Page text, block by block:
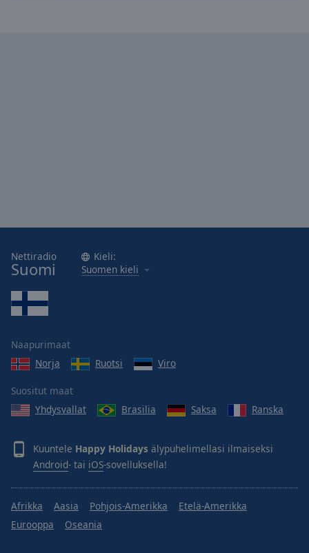
Nettiradio
Suomi
Kieli:
Suomen kieli
Naapurimaat
Norja
Ruotsi Viro
Suositut maat
Yhdysvallat
Brasilia Saksa Ranska
Kuuntele Happy Holidays älypuhelimellasi ilmaiseksi
Android- tai iOS-sovelluksella!
Afrikka Aasia Pohjois-Amerikka
Etelä-Amerikka
Eurooppa
Oseania